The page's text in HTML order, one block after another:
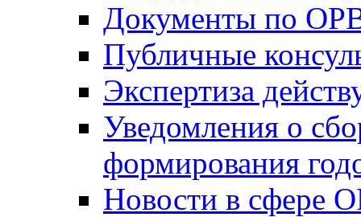
Документы по
Публичные
Экспертиза
Уведомления о
формирования
Новости в сфере